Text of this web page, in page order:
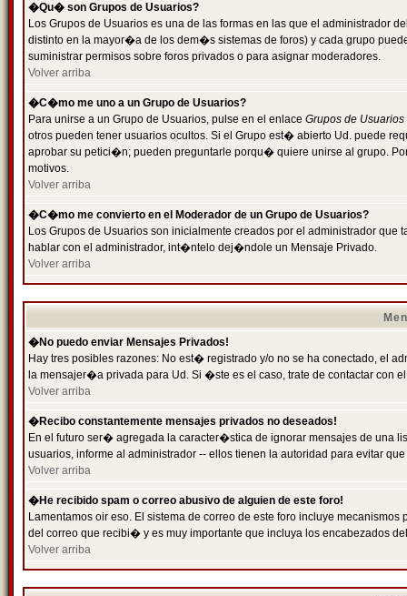
�Qu� son Grupos de Usuarios?
Los Grupos de Usuarios es una de las formas en las que el administrador
distinto en la mayor�a de los dem�s sistemas de foros) y cada grupo
suministrar permisos sobre foros privados o para asignar moderadores.
Volver arriba
�C�mo me uno a un Grupo de Usuarios?
Para unirse a un Grupo de Usuarios, pulse en el enlace Grupos de Usuarios
otros pueden tener usuarios ocultos. Si el Grupo est� abierto Ud. puede
aprobar su petici�n; pueden preguntarle porqu� quiere unirse al grupo.
motivos.
Volver arriba
�C�mo me convierto en el Moderador de un Grupo de Usuarios?
Los Grupos de Usuarios son inicialmente creados por el administrador
hablar con el administrador, int�ntelo dej�ndole un Mensaje Privado.
Volver arriba
�No puedo enviar Mensajes Privados!
Hay tres posibles razones: No est� registrado y/o no se ha conectado, el
la mensajer�a privada para Ud. Si �ste es el caso, trate de contactar con
Volver arriba
�Recibo constantemente mensajes privados no deseados!
En el futuro ser� agregada la caracter�stica de ignorar mensajes de una
usuarios, informe al administrador -- ellos tienen la autoridad para evitar
Volver arriba
�He recibido spam o correo abusivo de alguien de este foro!
Lamentamos oir eso. El sistema de correo de este foro incluye
del correo que recibi� y es muy importante que incluya los encabezados
Volver arriba